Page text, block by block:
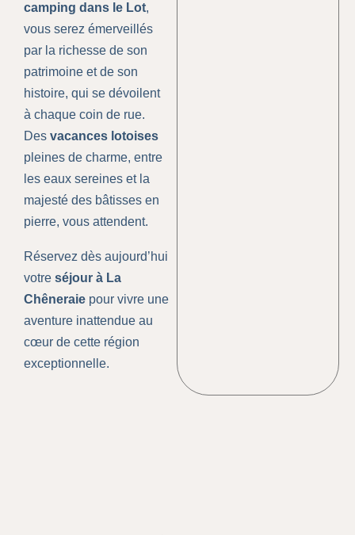
camping dans le Lot,
vous serez émerveillés
par la richesse de son
patrimoine et de son
histoire, qui se dévoilent
à chaque coin de rue.
Des vacances lotoises
pleines de charme, entre
les eaux sereines et la
majesté des bâtisses en
pierre, vous attendent.
Réservez dès aujourd’hui
votre séjour à La
Chêneraie pour vivre une
aventure inattendue au
cœur de cette région
exceptionnelle.